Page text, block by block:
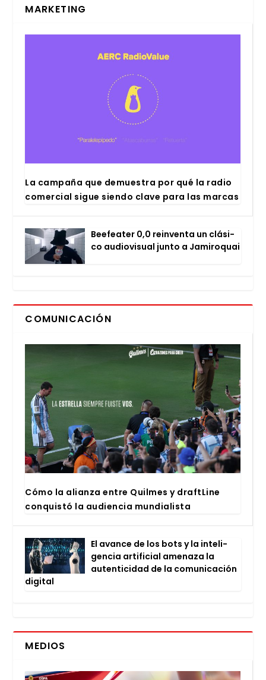
MARKETING
La cam­pa­ña que demues­tra por qué la radio
comer­cial sigue sien­do cla­ve para las mar­cas
Bee­fea­ter 0,0 rein­ven­ta un clá­si­
co audio­vi­sual jun­to a Jami­ro­quai
COMUNICACIÓN
Cómo la alian­za entre Quil­mes y draftLi­ne
con­quis­tó la audien­cia mun­dia­lis­ta
El avan­ce de los bots y la inte­li­
gen­cia arti­fi­cial ame­na­za la
auten­ti­ci­dad de la comu­ni­ca­ción
digi­tal
MEDIOS